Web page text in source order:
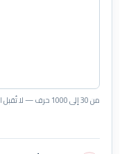
من 30 إلى 1000 حرف — لا تُقبل الروابط أو أكواد HTML.